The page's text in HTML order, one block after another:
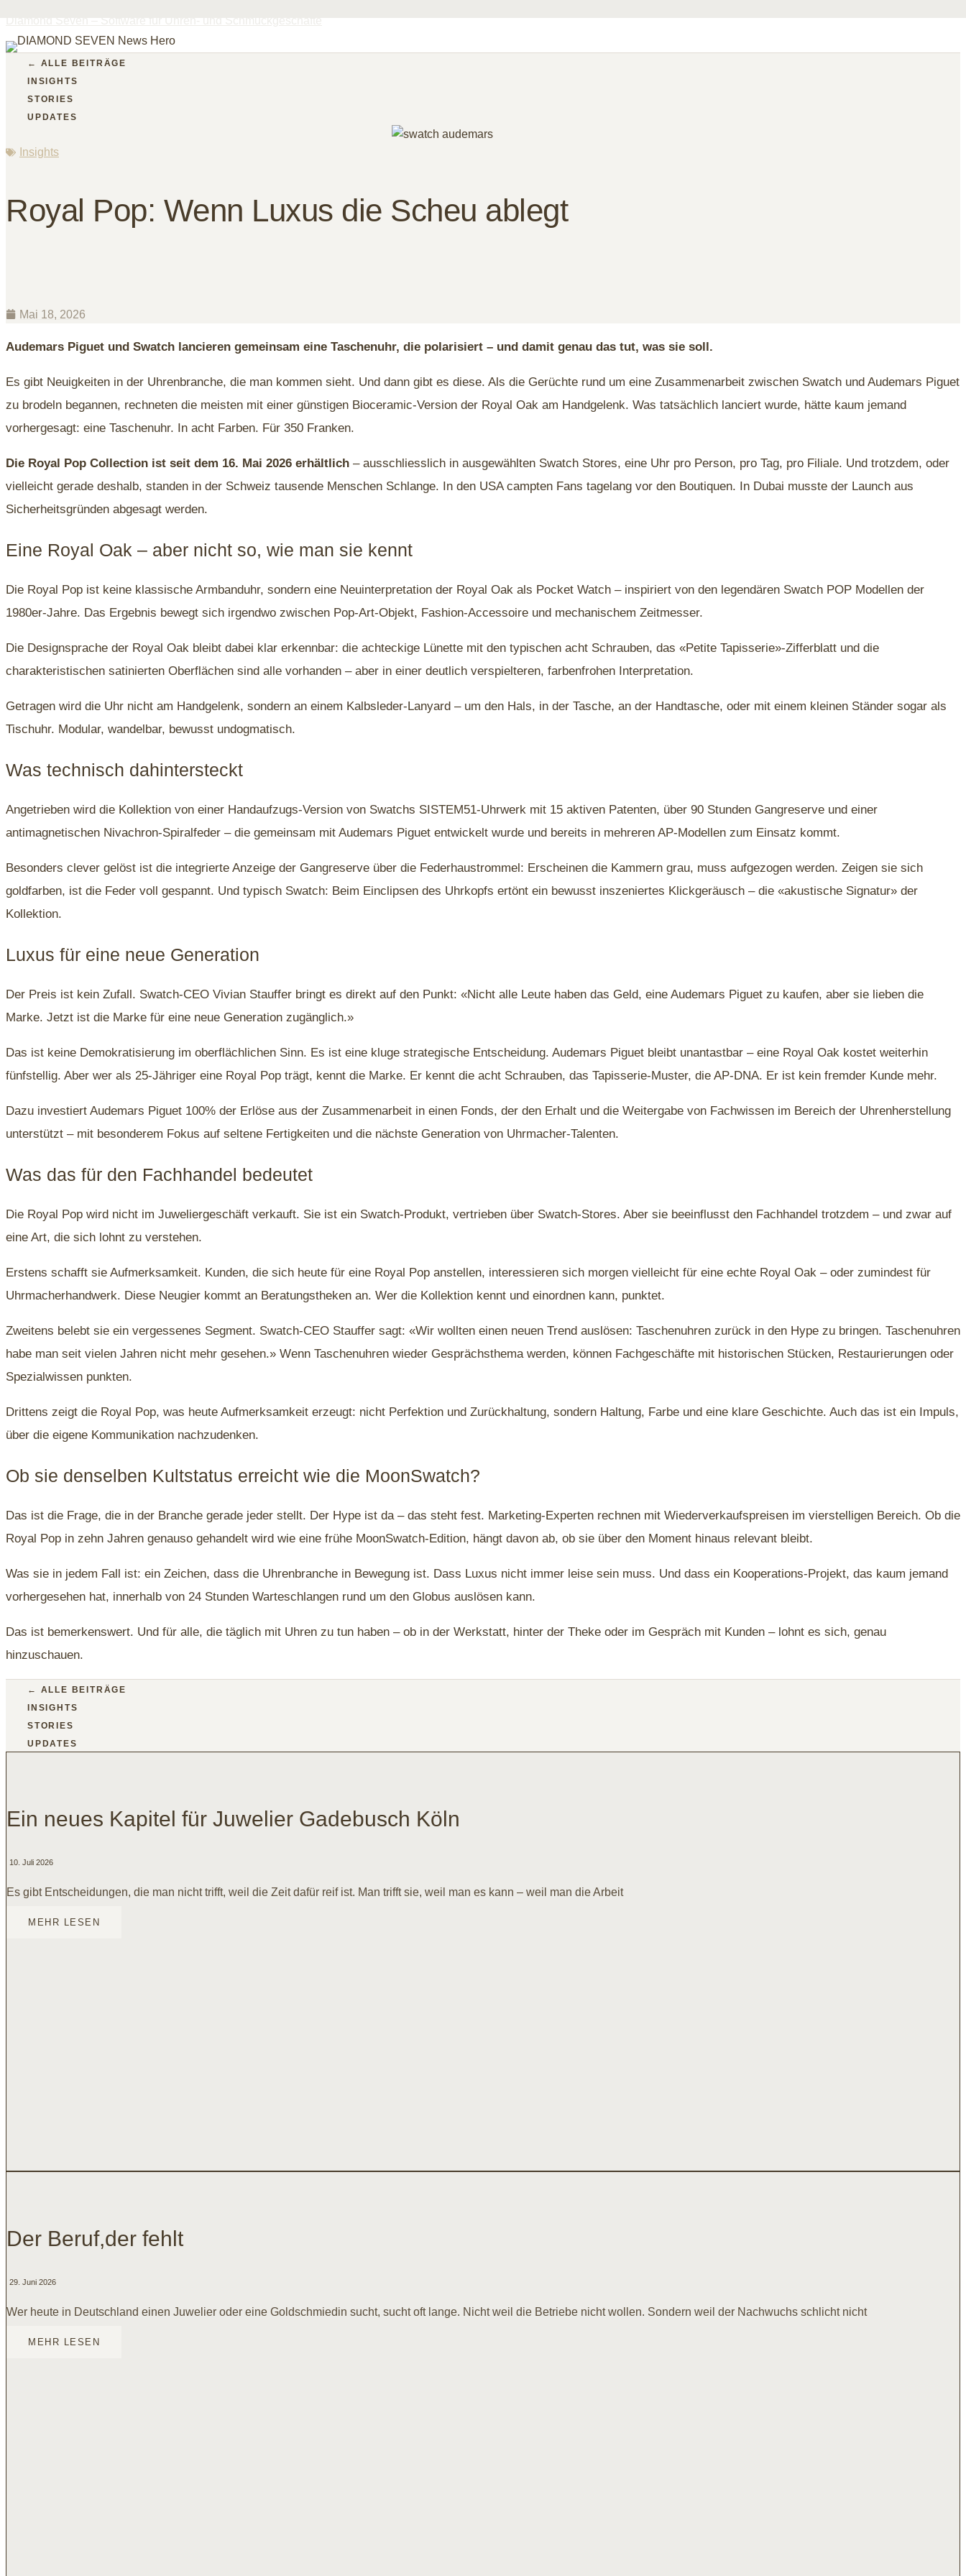
← ALLE BEITRÄGE
INSIGHTS
STORIES
UPDATES
Insights
Royal Pop: Wenn Luxus die Scheu ablegt
Mai 18, 2026
Audemars Piguet und Swatch lancieren gemeinsam eine Taschenuhr, die polarisiert – und damit genau das tut, was sie soll.
Es gibt Neuigkeiten in der Uhrenbranche, die man kommen sieht. Und dann gibt es diese. Als die Gerüchte rund um eine Zusammenarbeit zwischen Swatch und Audemars Piguet
zu brodeln begannen, rechneten die meisten mit einer günstigen Bioceramic-Version der Royal Oak am Handgelenk. Was tatsächlich lanciert wurde, hätte kaum jemand
vorhergesagt: eine Taschenuhr. In acht Farben. Für 350 Franken.
Die Royal Pop Collection ist seit dem 16. Mai 2026 erhältlich – ausschliesslich in ausgewählten Swatch Stores, eine Uhr pro Person, pro Tag, pro Filiale. Und trotzdem, oder
vielleicht gerade deshalb, standen in der Schweiz tausende Menschen Schlange. In den USA campten Fans tagelang vor den Boutiquen. In Dubai musste der Launch aus
Sicherheitsgründen abgesagt werden.
Eine Royal Oak – aber nicht so, wie man sie kennt
Die Royal Pop ist keine klassische Armbanduhr, sondern eine Neuinterpretation der Royal Oak als Pocket Watch – inspiriert von den legendären Swatch POP Modellen der
1980er-Jahre. Das Ergebnis bewegt sich irgendwo zwischen Pop-Art-Objekt, Fashion-Accessoire und mechanischem Zeitmesser.
Die Designsprache der Royal Oak bleibt dabei klar erkennbar: die achteckige Lünette mit den typischen acht Schrauben, das «Petite Tapisserie»-Zifferblatt und die
charakteristischen satinierten Oberflächen sind alle vorhanden – aber in einer deutlich verspielteren, farbenfrohen Interpretation.
Getragen wird die Uhr nicht am Handgelenk, sondern an einem Kalbsleder-Lanyard – um den Hals, in der Tasche, an der Handtasche, oder mit einem kleinen Ständer sogar als
Tischuhr. Modular, wandelbar, bewusst undogmatisch.
Was technisch dahintersteckt
Angetrieben wird die Kollektion von einer Handaufzugs-Version von Swatchs SISTEM51-Uhrwerk mit 15 aktiven Patenten, über 90 Stunden Gangreserve und einer
antimagnetischen Nivachron-Spiralfeder – die gemeinsam mit Audemars Piguet entwickelt wurde und bereits in mehreren AP-Modellen zum Einsatz kommt.
Besonders clever gelöst ist die integrierte Anzeige der Gangreserve über die Federhaustrommel: Erscheinen die Kammern grau, muss aufgezogen werden. Zeigen sie sich
goldfarben, ist die Feder voll gespannt. Und typisch Swatch: Beim Einclipsen des Uhrkopfs ertönt ein bewusst inszeniertes Klickgeräusch – die «akustische Signatur» der
Kollektion.
Luxus für eine neue Generation
Der Preis ist kein Zufall. Swatch-CEO Vivian Stauffer bringt es direkt auf den Punkt: «Nicht alle Leute haben das Geld, eine Audemars Piguet zu kaufen, aber sie lieben die
Marke. Jetzt ist die Marke für eine neue Generation zugänglich.»
Das ist keine Demokratisierung im oberflächlichen Sinn. Es ist eine kluge strategische Entscheidung. Audemars Piguet bleibt unantastbar – eine Royal Oak kostet weiterhin
fünfstellig. Aber wer als 25-Jähriger eine Royal Pop trägt, kennt die Marke. Er kennt die acht Schrauben, das Tapisserie-Muster, die AP-DNA. Er ist kein fremder Kunde mehr.
Dazu investiert Audemars Piguet 100% der Erlöse aus der Zusammenarbeit in einen Fonds, der den Erhalt und die Weitergabe von Fachwissen im Bereich der Uhrenherstellung
unterstützt – mit besonderem Fokus auf seltene Fertigkeiten und die nächste Generation von Uhrmacher-Talenten.
Was das für den Fachhandel bedeutet
Die Royal Pop wird nicht im Juweliergeschäft verkauft. Sie ist ein Swatch-Produkt, vertrieben über Swatch-Stores. Aber sie beeinflusst den Fachhandel trotzdem – und zwar auf
eine Art, die sich lohnt zu verstehen.
Erstens schafft sie Aufmerksamkeit. Kunden, die sich heute für eine Royal Pop anstellen, interessieren sich morgen vielleicht für eine echte Royal Oak – oder zumindest für
Uhrmacherhandwerk. Diese Neugier kommt an Beratungstheken an. Wer die Kollektion kennt und einordnen kann, punktet.
Zweitens belebt sie ein vergessenes Segment. Swatch-CEO Stauffer sagt: «Wir wollten einen neuen Trend auslösen: Taschenuhren zurück in den Hype zu bringen. Taschenuhren
habe man seit vielen Jahren nicht mehr gesehen.» Wenn Taschenuhren wieder Gesprächsthema werden, können Fachgeschäfte mit historischen Stücken, Restaurierungen oder
Spezialwissen punkten.
Drittens zeigt die Royal Pop, was heute Aufmerksamkeit erzeugt: nicht Perfektion und Zurückhaltung, sondern Haltung, Farbe und eine klare Geschichte. Auch das ist ein Impuls,
über die eigene Kommunikation nachzudenken.
Ob sie denselben Kultstatus erreicht wie die MoonSwatch?
Das ist die Frage, die in der Branche gerade jeder stellt. Der Hype ist da – das steht fest. Marketing-Experten rechnen mit Wiederverkaufspreisen im vierstelligen Bereich. Ob die
Royal Pop in zehn Jahren genauso gehandelt wird wie eine frühe MoonSwatch-Edition, hängt davon ab, ob sie über den Moment hinaus relevant bleibt.
Was sie in jedem Fall ist: ein Zeichen, dass die Uhrenbranche in Bewegung ist. Dass Luxus nicht immer leise sein muss. Und dass ein Kooperations-Projekt, das kaum jemand
vorhergesehen hat, innerhalb von 24 Stunden Warteschlangen rund um den Globus auslösen kann.
Das ist bemerkenswert. Und für alle, die täglich mit Uhren zu tun haben – ob in der Werkstatt, hinter der Theke oder im Gespräch mit Kunden – lohnt es sich, genau
hinzuschauen.
← ALLE BEITRÄGE
INSIGHTS
STORIES
UPDATES
Ein neues Kapitel für Juwelier Gadebusch Köln
10. Juli 2026
Es gibt Entscheidungen, die man nicht trifft, weil die Zeit dafür reif ist. Man trifft sie, weil man es kann – weil man die Arbeit
MEHR LESEN
Der Beruf,der fehlt
29. Juni 2026
Wer heute in Deutschland einen Juwelier oder eine Goldschmiedin sucht, sucht oft lange. Nicht weil die Betriebe nicht wollen. Sondern weil der Nachwuchs schlicht nicht
MEHR LESEN